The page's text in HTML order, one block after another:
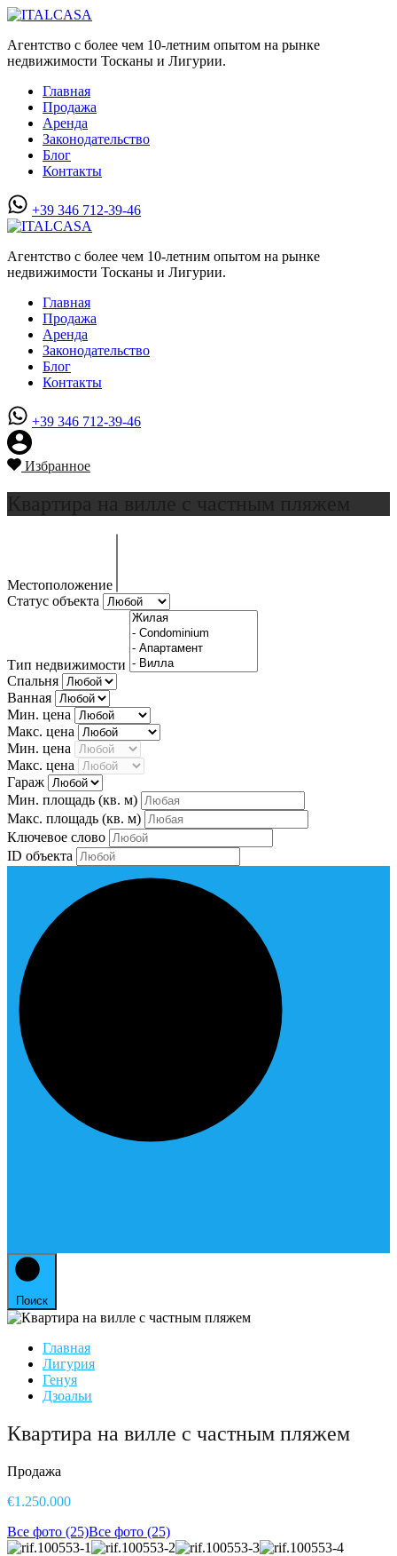
Агентство с более чем 10-летним опытом на рынке
недвижимости Тосканы и Лигурии.
Главная
Продажа
Аренда
Законодательство
Блог
Контакты
+39 346 712-39-46
Агентство с более чем 10-летним опытом на рынке
недвижимости Тосканы и Лигурии.
Главная
Продажа
Аренда
Законодательство
Блог
Контакты
+39 346 712-39-46
Избранное
Местоположение
Статус объекта
Тип недвижимости
Спальня
Ванная
Мин. цена
Макс. цена
Мин. цена
Макс. цена
Гараж
Мин. площадь (кв. м)
Макс. площадь (кв. м)
Ключевое слово
ID объекта
Поиск
Главная
Лигурия
Генуя
Дзоальи
Квартира на вилле с частным пляжем
Продажа
€1.250.000
Все фото (25)Все фото (25)